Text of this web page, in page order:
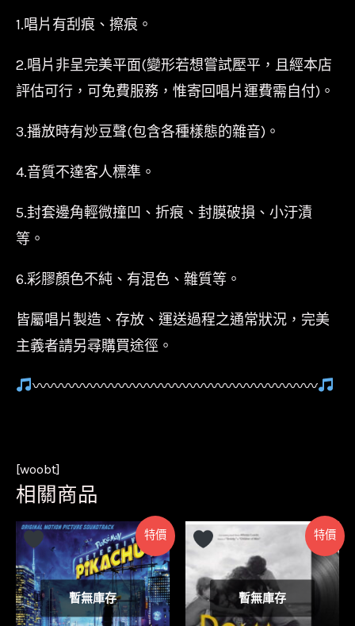
1.唱片有刮痕、擦痕。
2.唱片非呈完美平面(變形若想嘗試壓平，且經本店
評估可行，可免費服務，惟寄回唱片運費需自付)。
3.播放時有炒豆聲(包含各種樣態的雜音)。
4.音質不達客人標準。
5.封套邊角輕微撞凹、折痕、封膜破損、小汙漬
等。
6.彩膠顏色不純、有混色、雜質等。
皆屬唱片製造、存放、運送過程之通常狀況，完美
主義者請另尋購買途徑。
〰〰〰〰〰〰〰〰〰〰〰〰〰〰〰〰〰〰〰〰
[woobt]
相關商品
特價
暫無庫存
特價
暫無庫存